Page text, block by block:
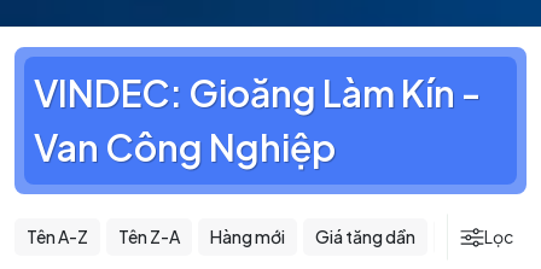
VINDEC: Gioăng Làm Kín -
Van Công Nghiệp
Tên A-Z Tên Z-A Hàng mới Giá tăng dần Giá giảm
Lọc